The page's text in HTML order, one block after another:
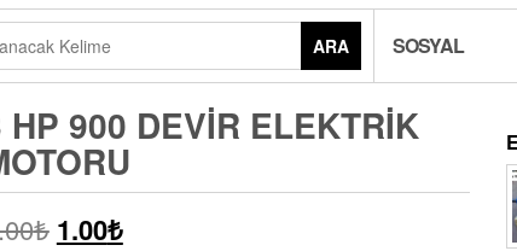
ARA SOSYAL
HP 900 DEVIR ELEKTRIK
₺ 1.00₺